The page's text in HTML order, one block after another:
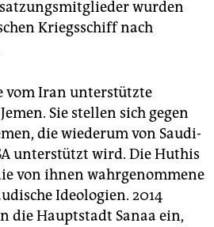
wurden
Kriegsschiff nach
vom Iran unterstützte
Sie stellen sich gegen
die wiederum von Saudi-
unterstützt wird. Die Huthis
von ihnen wahrgenommene
Ideologien. 2014
die Hauptstadt Sanaa ein,